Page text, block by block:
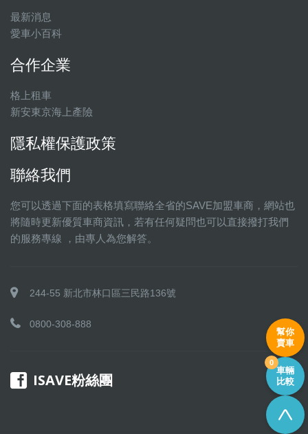
最新消息
愛車小百科
合作企業
格上租車
新安東京海上產險
隱私權保護政策
聯絡我們
您可以透過下面的表格填寫聯絡全省的SAVE加盟車商，網站也
將隨時更新優質車商資訊，若有任何疑問也可以直接撥打我們
的服務專線 ，由專人為您解答。
244-55 新北市林口區三民路136號
0800-308-888
ISAVE粉絲團
幫你
賣車
車輛
比較
0